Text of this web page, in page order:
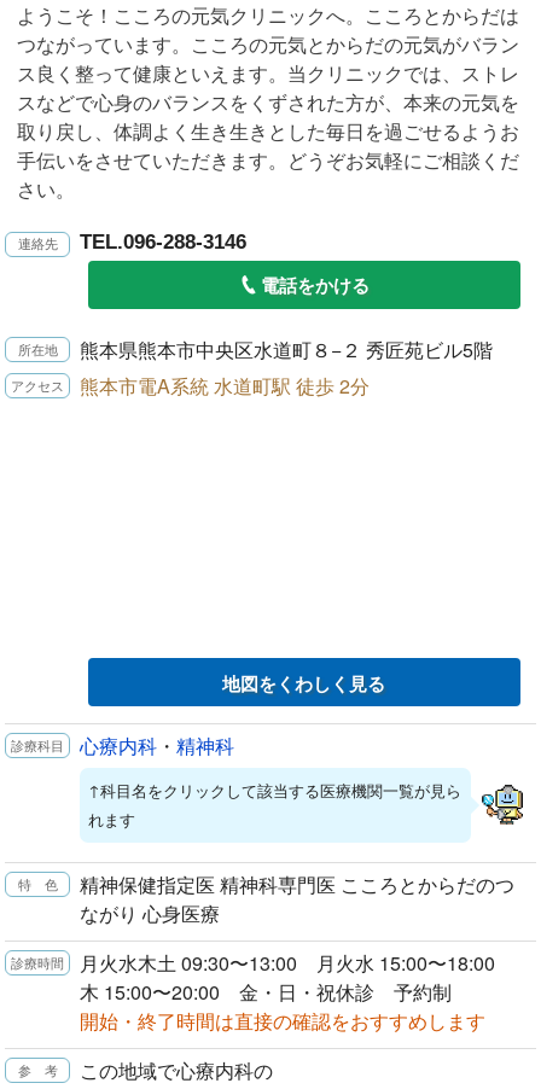
ようこそ！こころの元気クリニックへ。こころとからだは
つながっています。こころの元気とからだの元気がバラン
ス良く整って健康といえます。当クリニックでは、ストレ
スなどで心身のバランスをくずされた方が、本来の元気を
取り戻し、体調よく生き生きとした毎日を過ごせるようお
手伝いをさせていただきます。どうぞお気軽にご相談くだ
さい。
TEL.096-288-3146
電話をかける
熊本県熊本市中央区水道町８−２ 秀匠苑ビル5階
熊本市電A系統 水道町駅 徒歩 2分
地図をくわしく見る
心療内科 ・ 精神科
↑科目名をクリックして該当する医療機関一覧が見ら
れます
精神保健指定医 精神科専門医 こころとからだのつ
ながり 心身医療
月火水木土 09:30〜13:00 月火水 15:00〜18:00
木 15:00〜20:00 金・日・祝休診 予約制
開始・終了時間は直接の確認をおすすめします
この地域で心療内科の